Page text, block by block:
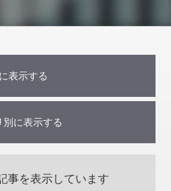
表示する
年 (3)
年 (2)
年 (2)
年 (2)
年 (4)
年 (1)
年 (2)
年 (10)
年 (1)
別に表示する
ジェクト (8)
ンター (3)
協定 (12)
事を表示しています